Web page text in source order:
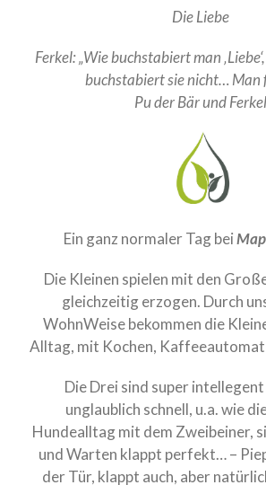
Vier
Drei
Zwei
Wunder
Memory
Bella
Kioma
Heidi
Contact
Die Liebe
Ferkel: „Wie buchstabiert man
buchstabiert sie nicht… Man
Pu der Bär und Ferkel
Ein ganz normaler Tag bei
Die Kleinen spielen mit den
gleichzeitig erzogen. Durch
WohnWeise bekommen die
Alltag, mit Kochen, Kaffeeautomat
Die Drei sind super
unglaublich schnell, u.a. wie
Hundealltag mit dem Zweibeiner,
und Warten klappt perfekt… –
der Tür, klappt auch, aber